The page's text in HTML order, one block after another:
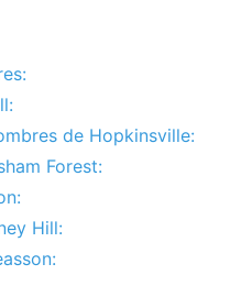
de Hopkinsville:
Forest:
Hill: